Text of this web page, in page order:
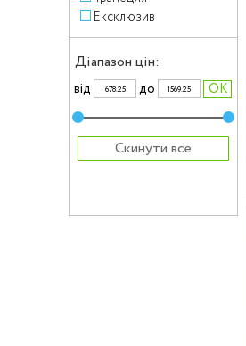
Ексклюзив
Діапазон цін:
вiд до
Скинути все